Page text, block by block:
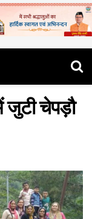
जुटी चेपड़ौ